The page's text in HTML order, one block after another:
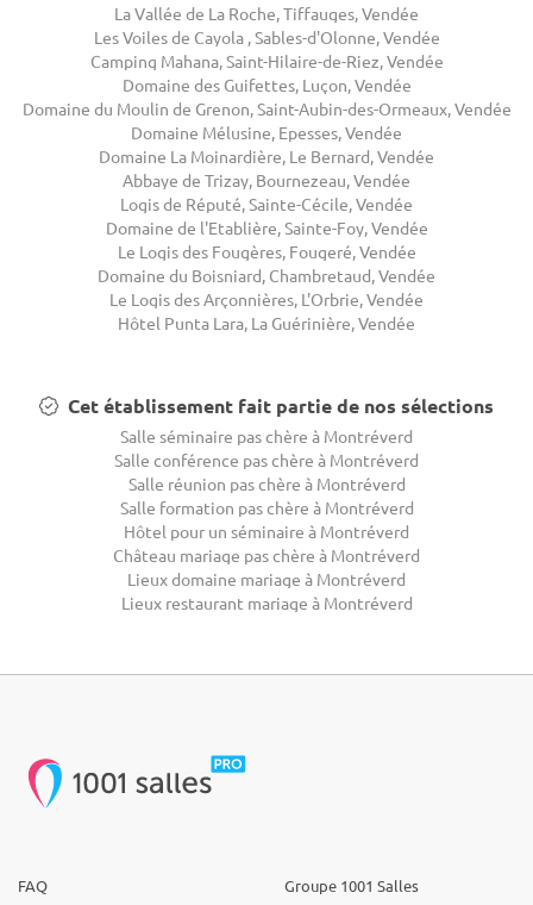
La Vallée de La Roche, Tiffauges, Vendée
Les Voiles de Cayola , Sables-d'Olonne, Vendée
Camping Mahana, Saint-Hilaire-de-Riez, Vendée
Domaine des Guifettes, Luçon, Vendée
Domaine du Moulin de Grenon, Saint-Aubin-des-Ormeaux, Vendée
Domaine Mélusine, Epesses, Vendée
Domaine La Moinardière, Le Bernard, Vendée
Abbaye de Trizay, Bournezeau, Vendée
Logis de Réputé, Sainte-Cécile, Vendée
Domaine de l'Etablière, Sainte-Foy, Vendée
Le Logis des Fougères, Fougeré, Vendée
Domaine du Boisniard, Chambretaud, Vendée
Le Logis des Arçonnières, L'Orbrie, Vendée
Hôtel Punta Lara, La Guérinière, Vendée
Cet établissement fait partie de nos sélections
Salle séminaire pas chère à Montréverd
Salle conférence pas chère à Montréverd
Salle réunion pas chère à Montréverd
Salle formation pas chère à Montréverd
Hôtel pour un séminaire à Montréverd
Château mariage pas chère à Montréverd
Lieux domaine mariage à Montréverd
Lieux restaurant mariage à Montréverd
FAQ Groupe 1001 Salles